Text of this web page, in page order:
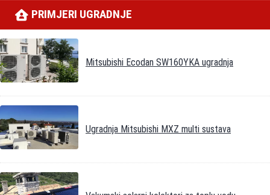
PRIMJERI UGRADNJE
Mitsubishi Ecodan SW160YKA ugradnja
Ugradnja Mitsubishi MXZ multi sustava